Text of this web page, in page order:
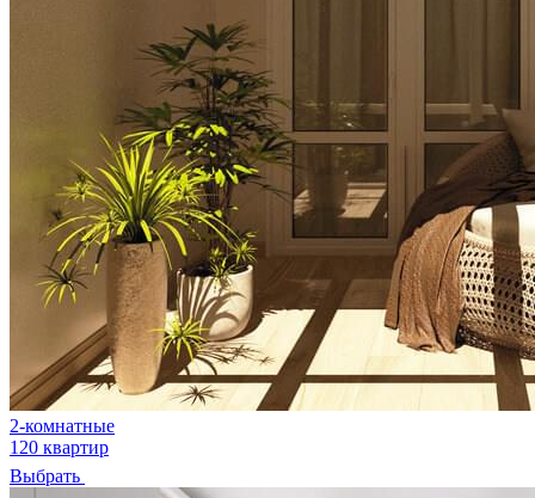
2-комнатные
120 квартир
Выбрать